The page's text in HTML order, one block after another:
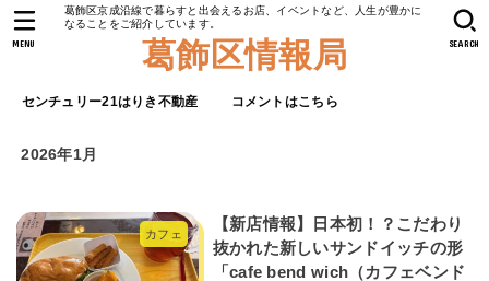
葛飾区京成沿線で暮らすと出会えるお店、イベントなど、人生が豊かに
なることをご紹介しています。
葛飾区情報局
センチュリー21はりき不動産 コメントはこちら
SEARCH
MENU
2026年1月
カフェ
【新店情報】日本初！？こだわり
抜かれた新しいサンドイッチの形
「cafe bend wich（カフェベンド